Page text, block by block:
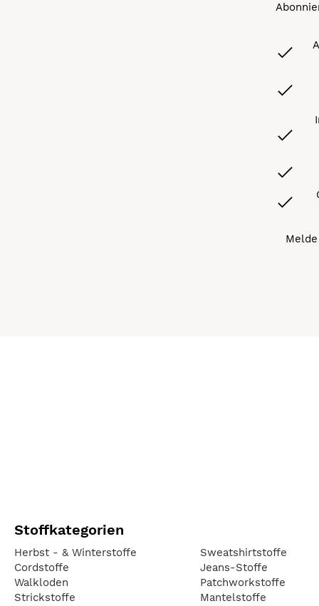
Stoffkategorien
Herbst - & Winterstoffe
Cordstoffe
Walkloden
Strickstoffe
Sweatshirtstoffe
Jeans-Stoffe
Patchworkstoffe
Mantelstoffe